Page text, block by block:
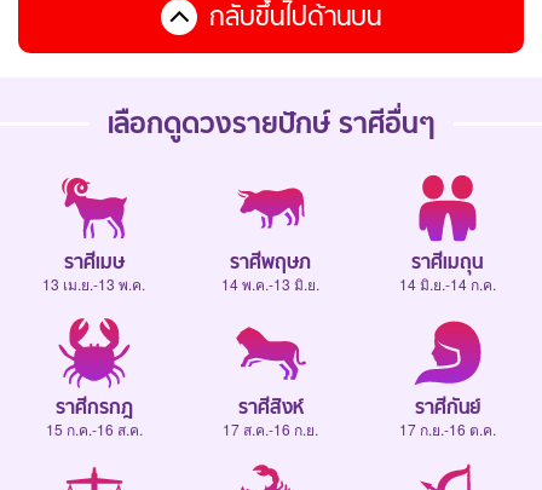
กลับขึ้นไปด้านบน
เลือกดูดวงรายปักษ์ราศีอื่นๆ
ราศีเมษ
13 เม.ย.-13 พ.ค.
ราศีพฤษภ
14 พ.ค.-13 มิ.ย.
ราศีเมถุน
14 มิ.ย.-14 ก.ค.
ราศีกรกฎ
15 ก.ค.-16 ส.ค.
ราศีสิงห์
17 ส.ค.-16 ก.ย.
ราศีกันย์
17 ก.ย.-16 ต.ค.